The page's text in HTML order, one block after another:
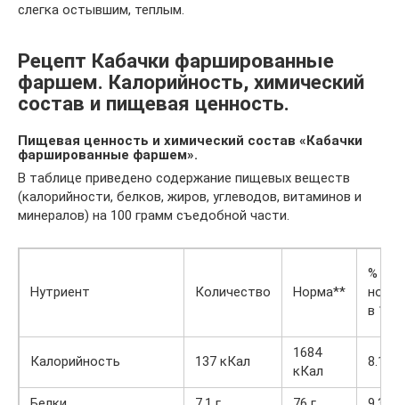
слегка остывшим, теплым.
Рецепт Кабачки фаршированные
фаршем. Калорийность, химический
состав и пищевая ценность.
Пищевая ценность и химический состав «Кабачки
фаршированные фаршем».
В таблице приведено содержание пищевых веществ
(калорийности, белков, жиров, углеводов, витаминов и
минералов) на 100 грамм съедобной части.
Нутриент Количество Норма**
% от
в
Калорийность 137 кКал
1684
кКал
8.1%